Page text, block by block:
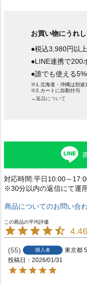
お買い物にうれ
●税込3,980円以
●LINE連携で200
●誰でも使える
※1.北海道・沖縄は別途
※2.カートに自動付与
→返品について
対応時間:平日10:00～
※30分以内の返信にて運用
商品についてのお問い合
4.46
55 購入者 東京都
投稿日
2026/01/31